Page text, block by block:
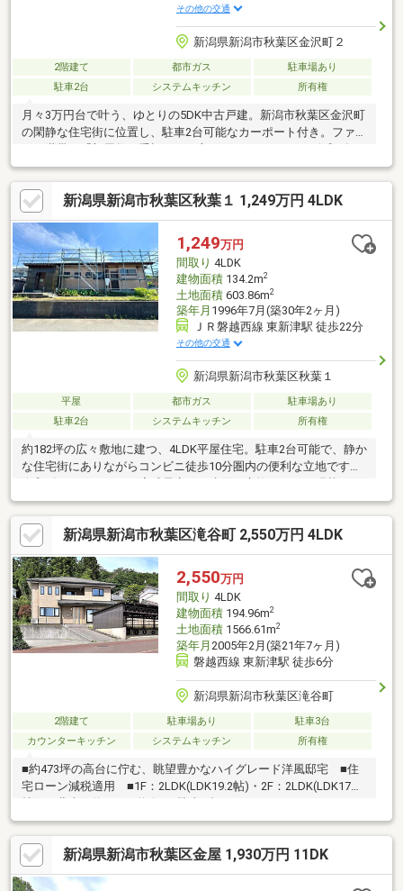
その他の交通
新潟県新潟市秋葉区金沢町２
2階建て 都市ガス
駐車場あり
駐車2台
システムキッチン 所有権
月々3万円台で叶う、ゆとりの5DK中古戸建。新潟市秋葉区金沢町
の閑静な住宅街に位置し、駐車2台可能なカーポート付き。ファミ
リー世帯や「部屋数を重視したい方」におすすめです。令和8年6
月リフォーム完了予定で、クロス貼替・水回り一部交換・外壁塗
装など実施予定。購入後の初期負担を抑えやすい点も魅力です。
「広さ」「価格」「駐車場」をバランス良く求める方は、ぜひ一
度ご覧ください。【通学】 新津第二小学校 約550ｍ 徒歩7
分 新津第五中学校 約1000ｍ 徒歩13分
新潟県新潟市秋葉区秋葉１ 1,249万円 4LDK
1,249万円
間取り 4LDK
建物面積134.2m2
土地面積603.86m2
築年月 1996年7月(築30年2ヶ月)
ＪＲ磐越西線 東新津駅 徒歩22分
その他の交通
新潟県新潟市秋葉区秋葉１
平屋 都市ガス
駐車場あり
駐車2台
システムキッチン 所有権
約182坪の広々敷地に建つ、4LDK平屋住宅。駐車2台可能で、静か
な住宅街にありながらコンビニ徒歩10分圏内の便利な立地です。
外装塗装など実施予定。ワンフロアで生活が完結するため、小さ
なお子様のいるご家庭や将来を見据えた住み替えにもおすすめで
す。土地の広さを活かし、家庭菜園やドッグランなど多用途に活
用可能。月々3万円台から検討できる点も魅力です。【通学】 新
津第一小学校 約1200ｍ 徒歩15分 新津第一中学
校 約1400ｍ 徒歩18分
新潟県新潟市秋葉区滝谷町 2,550万円 4LDK
2,550万円
間取り 4LDK
建物面積194.96m2
土地面積1566.61m2
築年月 2005年2月(築21年7ヶ月)
磐越西線 東新津駅 徒歩6分
新潟県新潟市秋葉区滝谷町
2階建て 駐車場あり
駐車3台
カウンターキッチン
システムキッチン 所有権
■約473坪の高台に佇む、眺望豊かなハイグレード洋風邸宅 ■住
宅ローン減税適用 ■1F：2LDK(LDK19.2帖)・2F：2LDK(LDK17
帖) ■北東側約11.1m道路 ■駐車6台可
新潟県新潟市秋葉区金屋 1,930万円 11DK